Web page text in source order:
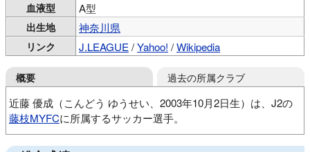
血液型 A型
出生地 神奈川県
リンク J.LEAGUE /Yahoo! /Wikipedia
概要
近藤 優成（こんどう ゆうせい、2003年10月2日生）は、J2の
藤枝MYFCに所属するサッカー選手。
過去の所属クラブ